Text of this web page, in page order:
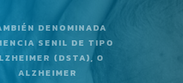
DENOMINADA
SENIL DE TIPO
(DSTA), O
ALZHEIMER